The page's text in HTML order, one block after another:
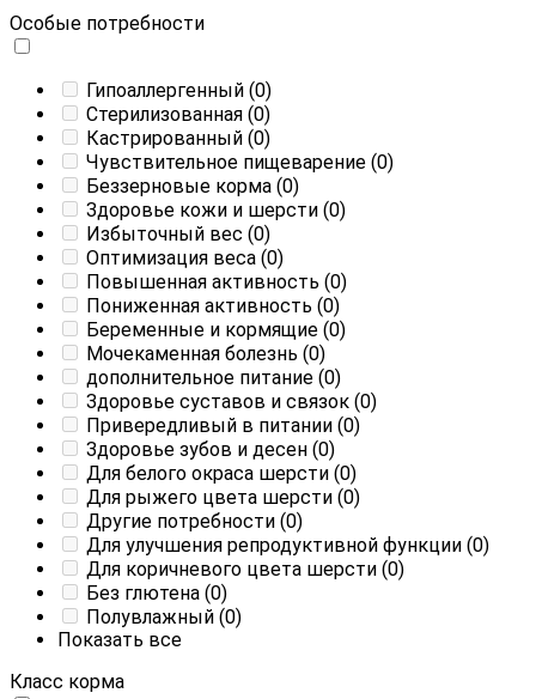
Особые потребности
Гипоаллергенный (0)
Стерилизованная (0)
Кастрированный (0)
Чувствительное пищеварение (0)
Беззерновые корма (0)
Здоровье кожи и шерсти (0)
Избыточный вес (0)
Оптимизация веса (0)
Повышенная активность (0)
Пониженная активность (0)
Беременные и кормящие (0)
Мочекаменная болезнь (0)
дополнительное питание (0)
Здоровье суставов и связок (0)
Привередливый в питании (0)
Здоровье зубов и десен (0)
Для белого окраса шерсти (0)
Для рыжего цвета шерсти (0)
Другие потребности (0)
Для улучшения репродуктивной функции (0)
Для коричневого цвета шерсти (0)
Без глютена (0)
Полувлажный (0)
Показать все
Класс корма